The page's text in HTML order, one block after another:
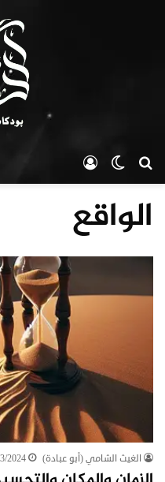
بحث عن الوضع المظلم
الواقع
الغيث الشامي (أبو عبادة) 2024